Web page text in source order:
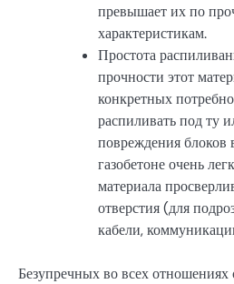
превышает их по
характеристикам.
Простота
прочности этот
конкретных
распиливать под ту
повреждения блоков
газобетоне очень
материала
отверстия (для
кабели,
Безупречных во всех отношениях